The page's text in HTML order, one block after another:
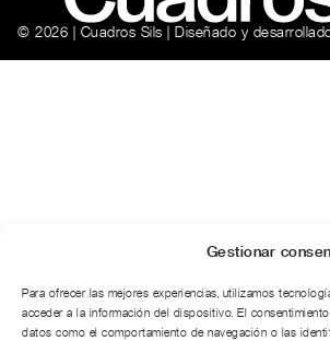
Gestionar
Para ofrecer las mejores experiencias, utilizamos
acceder a la información del dispositivo. El
datos como el comportamiento de navegación o las
© 2026 | Cuadros Sils | Diseñado y